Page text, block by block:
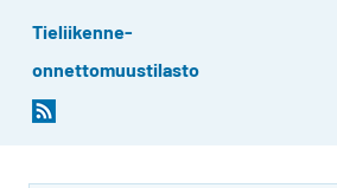
Tieliikenne-
onnettomuustilasto